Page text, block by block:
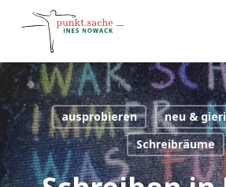
content
ausprobieren
neu &
Schreibräume